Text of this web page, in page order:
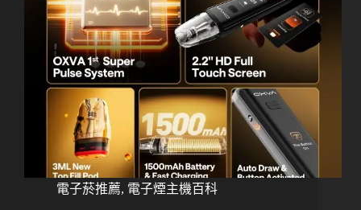
電子菸推薦, 電子煙主機百科